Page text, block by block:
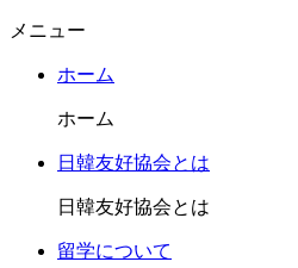
メニュー
ホーム
ホーム
日韓友好協会とは
日韓友好協会とは
留学について